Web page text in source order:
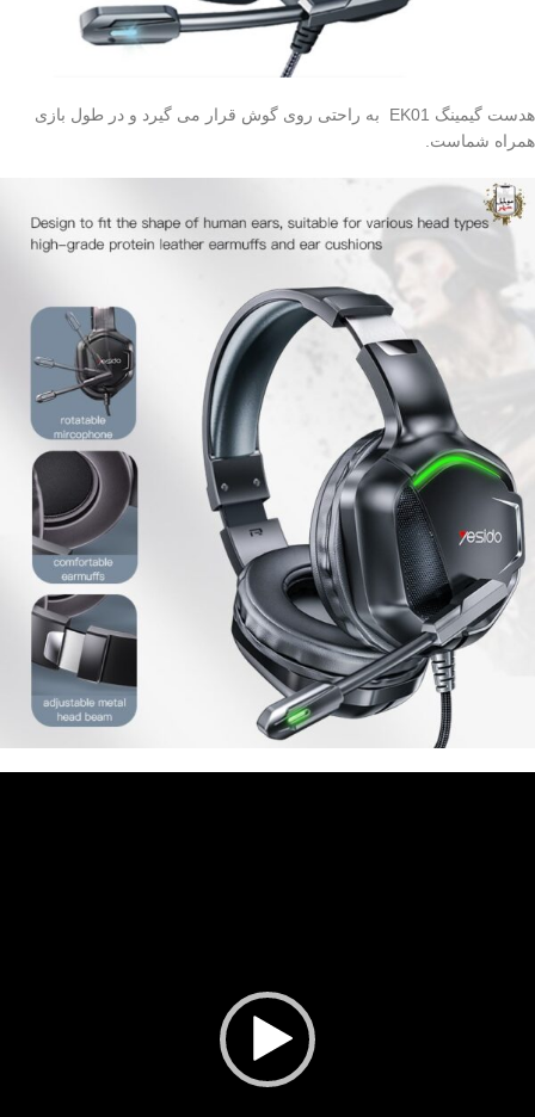
هدست گیمینگ EK01 به راحتی روی گوش قرار می گیرد و در طول بازی
همراه شماست.